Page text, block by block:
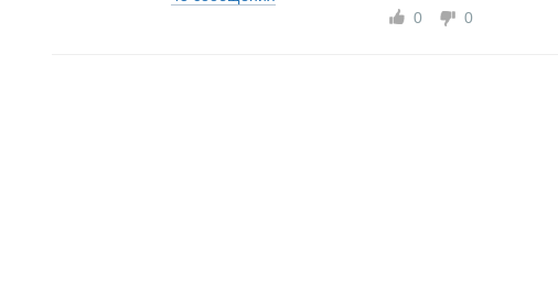
0 0